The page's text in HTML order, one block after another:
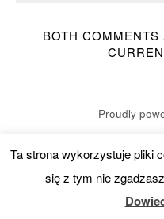
BOTH COMMENTS
Proudly
Ta strona wykorzystuje pliki
się z tym nie